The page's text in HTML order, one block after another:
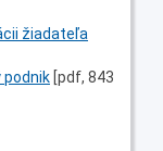
žiadateľa
podnik [pdf, 843